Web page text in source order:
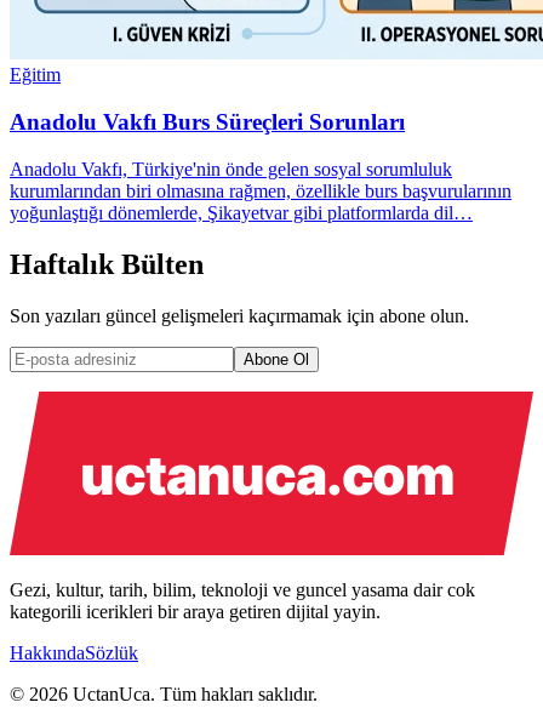
Eğitim
Anadolu Vakfı Burs Süreçleri Sorunları
Anadolu Vakfı, Türkiye'nin önde gelen sosyal sorumluluk
kurumlarından biri olmasına rağmen, özellikle burs başvurularının
yoğunlaştığı dönemlerde, Şikayetvar gibi platformlarda dil…
Haftalık Bülten
Son yazıları güncel gelişmeleri kaçırmamak için abone olun.
Abone Ol
Gezi, kultur, tarih, bilim, teknoloji ve guncel yasama dair cok
kategorili icerikleri bir araya getiren dijital yayin.
HakkındaSözlük
© 2026 UctanUca. Tüm hakları saklıdır.